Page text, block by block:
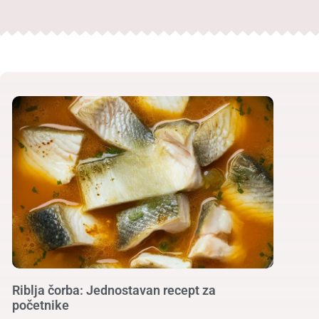
Riblja čorba: Jednostavan recept za
početnike